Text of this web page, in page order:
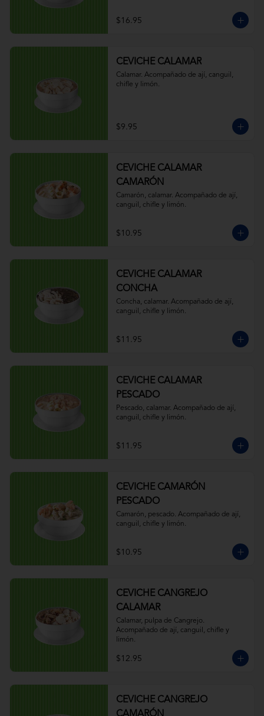
$16.95
CEVICHE CALAMAR
Calamar. Acompañado de ají, canguil,
chifle y limón.
$9.95
CEVICHE CALAMAR
CAMARÓN
Camarón, calamar. Acompañado de ají,
canguil, chifle y limón.
$10.95
CEVICHE CALAMAR
CONCHA
Concha, calamar. Acompañado de ají,
canguil, chifle y limón.
$11.95
CEVICHE CALAMAR
PESCADO
Pescado, calamar. Acompañado de ají,
canguil, chifle y limón.
$11.95
CEVICHE CAMARÓN
PESCADO
Camarón, pescado. Acompañado de ají,
canguil, chifle y limón.
$10.95
CEVICHE CANGREJO
CALAMAR
Calamar, pulpa de Cangrejo.
Acompañado de ají, canguil, chifle y
limón.
$12.95
CEVICHE CANGREJO